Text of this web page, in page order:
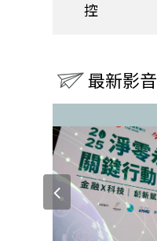
控
最新影音